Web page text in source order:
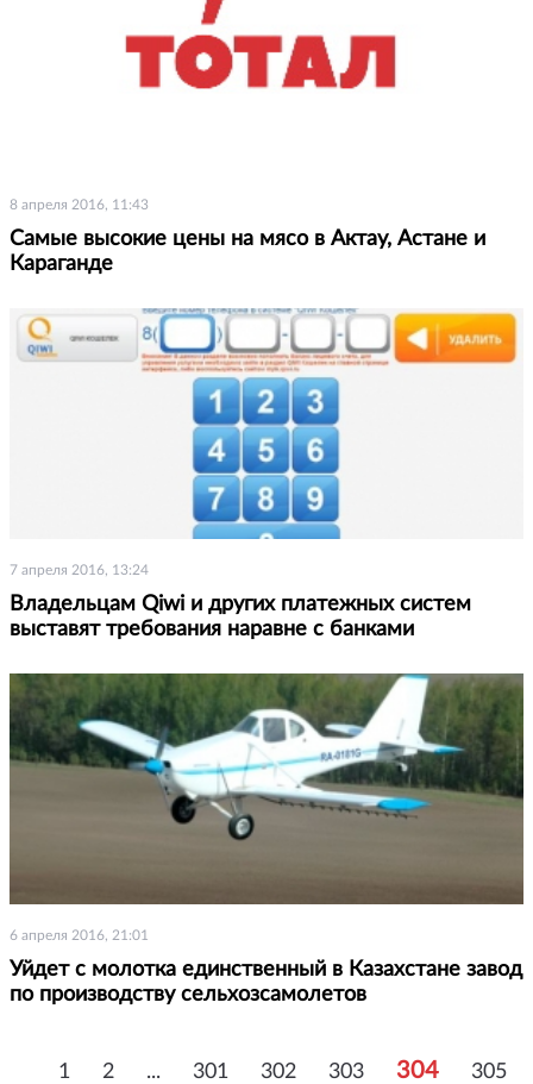
8 апреля 2016, 11:43
Самые высокие цены на мясо в Актау, Астане и
Караганде
7 апреля 2016, 13:24
Владельцам Qiwi и других платежных систем
выставят требования наравне с банками
6 апреля 2016, 21:01
Уйдет с молотка единственный в Казахстане завод
по производству сельхозсамолетов
1 2 ... 301 302 303 304
305